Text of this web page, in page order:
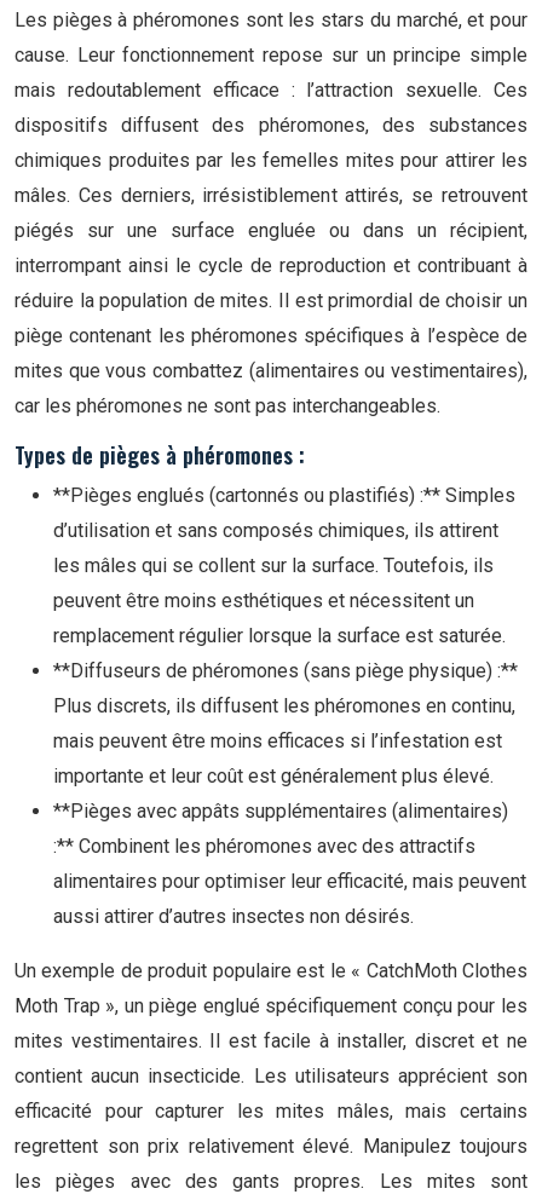
Les pièges à phéromones sont les stars du marché, et pour
cause. Leur fonctionnement repose sur un principe simple
mais redoutablement efficace : l’attraction sexuelle. Ces
dispositifs diffusent des phéromones, des substances
chimiques produites par les femelles mites pour attirer les
mâles. Ces derniers, irrésistiblement attirés, se retrouvent
piégés sur une surface engluée ou dans un récipient,
interrompant ainsi le cycle de reproduction et contribuant à
réduire la population de mites. Il est primordial de choisir un
piège contenant les phéromones spécifiques à l’espèce de
mites que vous combattez (alimentaires ou vestimentaires),
car les phéromones ne sont pas interchangeables.
Types de pièges à phéromones :
**Pièges englués (cartonnés ou plastifiés) :** Simples
d’utilisation et sans composés chimiques, ils attirent
les mâles qui se collent sur la surface. Toutefois, ils
peuvent être moins esthétiques et nécessitent un
remplacement régulier lorsque la surface est saturée.
**Diffuseurs de phéromones (sans piège physique) :**
Plus discrets, ils diffusent les phéromones en continu,
mais peuvent être moins efficaces si l’infestation est
importante et leur coût est généralement plus élevé.
**Pièges avec appâts supplémentaires (alimentaires)
:** Combinent les phéromones avec des attractifs
alimentaires pour optimiser leur efficacité, mais peuvent
aussi attirer d’autres insectes non désirés.
Un exemple de produit populaire est le « CatchMoth Clothes
Moth Trap », un piège englué spécifiquement conçu pour les
mites vestimentaires. Il est facile à installer, discret et ne
contient aucun insecticide. Les utilisateurs apprécient son
efficacité pour capturer les mites mâles, mais certains
regrettent son prix relativement élevé. Manipulez toujours
les pièges avec des gants propres. Les mites sont